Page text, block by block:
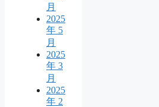
月
2025
年 5
月
2025
年 3
月
2025
年 2